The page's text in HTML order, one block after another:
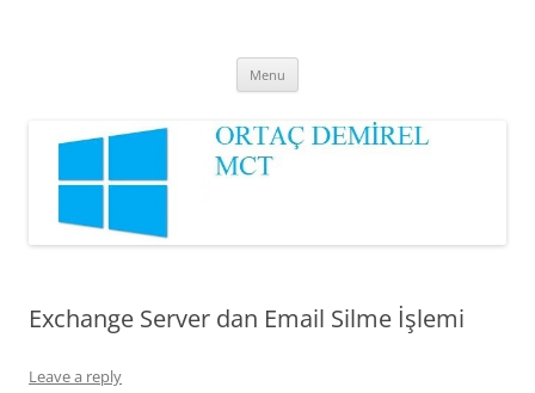
Menu
Exchange Server dan Email Silme İşlemi
Leave a reply